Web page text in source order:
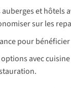
auberges et hôtels
sur les
pour
avec